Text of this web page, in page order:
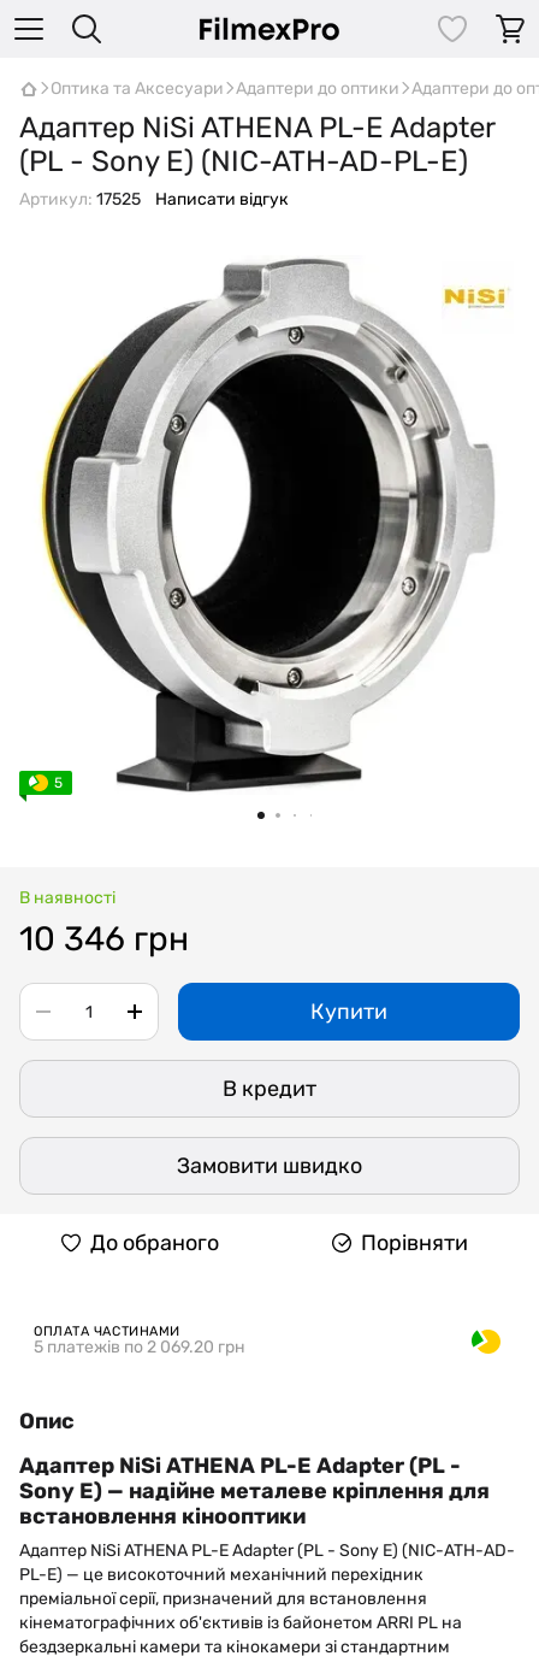
Оптика та Аксесуари Адаптери до оптики Адаптери до
Адаптер NiSi ATHENA PL-E Adapter
(PL - Sony E) (NIC-ATH-AD-PL-E)
Артикул: 17525 Написати відгук
5
В наявності
10 346 грн
Купити
В кредит
Замовити швидко
До обраного Порівняти
ОПЛАТА ЧАСТИНАМИ
5 платежів по 2 069.20 грн
Опис
Адаптер NiSi ATHENA PL-E Adapter (PL -
Sony E) — надійне металеве кріплення для
встановлення кінооптики
Адаптер NiSi ATHENA PL-E Adapter (PL - Sony E) (NIC-ATH-AD-
PL-E) — це високоточний механічний перехідник
преміальної серії, призначений для встановлення
кінематографічних об'єктивів із байонетом ARRI PL на
бездзеркальні камери та кінокамери зі стандартним